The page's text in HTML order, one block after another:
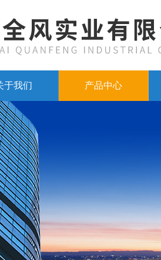
于我们 产品中心